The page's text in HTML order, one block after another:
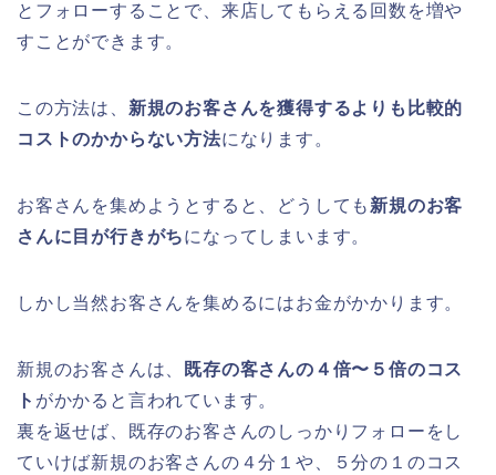
とフォローすることで、来店してもらえる回数を増や
すことができます。
この方法は、 新規のお客さんを獲得するよりも比較的
コストのかからない方法になります。
お客さんを集めようとすると、どうしても 新規のお客
さんに目が行きがちになってしまいます。
しかし当然お客さんを集めるにはお金がかかります。
新規のお客さんは、
既存の客さんの４倍〜５倍のコス
ト がかかると言われています。
裏を返せば、既存のお客さんのしっかりフォローをし
ていけば新規のお客さんの４分１や、５分の１のコス